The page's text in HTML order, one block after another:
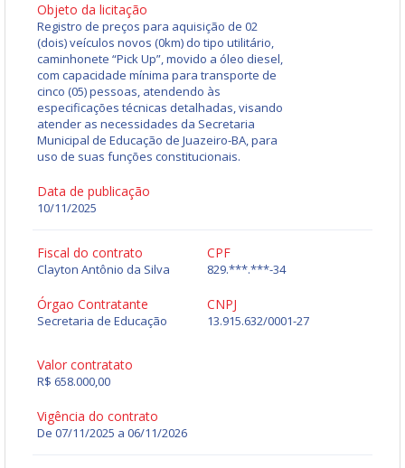
Objeto da licitação
Registro de preços para aquisição de 02
(dois) veículos novos (0km) do tipo utilitário,
caminhonete “Pick Up”, movido a óleo diesel,
com capacidade mínima para transporte de
cinco (05) pessoas, atendendo às
especificações técnicas detalhadas, visando
atender as necessidades da Secretaria
Municipal de Educação de Juazeiro-BA, para
uso de suas funções constitucionais.
Data de publicação
10/11/2025
Fiscal do contrato
Clayton Antônio da Silva
CPF
829.***.***-34
Órgao Contratante
Secretaria de Educação
CNPJ
13.915.632/0001-27
Valor contratato
R$ 658.000,00
Vigência do contrato
De 07/11/2025 a 06/11/2026